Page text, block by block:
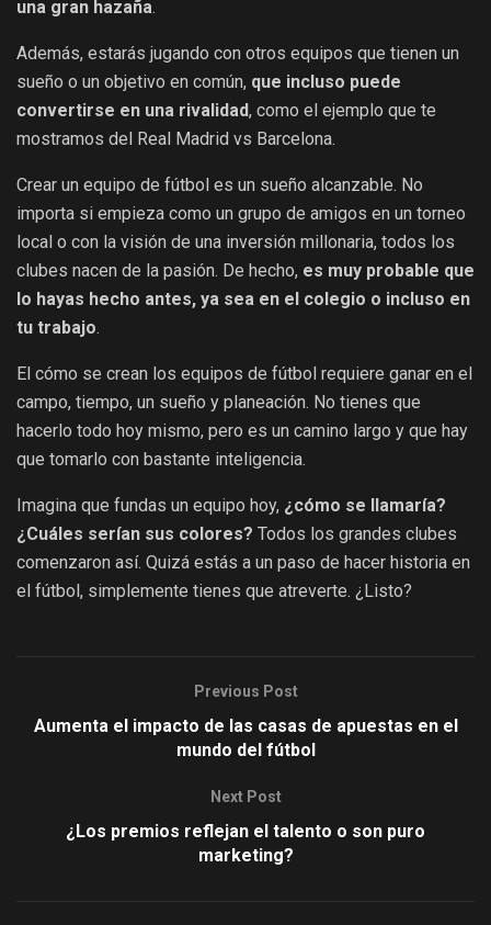
una gran hazaña.
Además, estarás jugando con otros equipos que tienen un
sueño o un objetivo en común, que incluso puede
convertirse en una rivalidad, como el ejemplo que te
mostramos del Real Madrid vs Barcelona.
Crear un equipo de fútbol es un sueño alcanzable. No
importa si empieza como un grupo de amigos en un torneo
local o con la visión de una inversión millonaria, todos los
clubes nacen de la pasión. De hecho, es muy probable que
lo hayas hecho antes, ya sea en el colegio o incluso en
tu trabajo.
El cómo se crean los equipos de fútbol requiere ganar en el
campo, tiempo, un sueño y planeación. No tienes que
hacerlo todo hoy mismo, pero es un camino largo y que hay
que tomarlo con bastante inteligencia.
Imagina que fundas un equipo hoy, ¿cómo se llamaría?
¿Cuáles serían sus colores? Todos los grandes clubes
comenzaron así. Quizá estás a un paso de hacer historia en
el fútbol, simplemente tienes que atreverte. ¿Listo?
Previous Post
Aumenta el impacto de las casas de apuestas en el
mundo del fútbol
Next Post
¿Los premios reflejan el talento o son puro
marketing?